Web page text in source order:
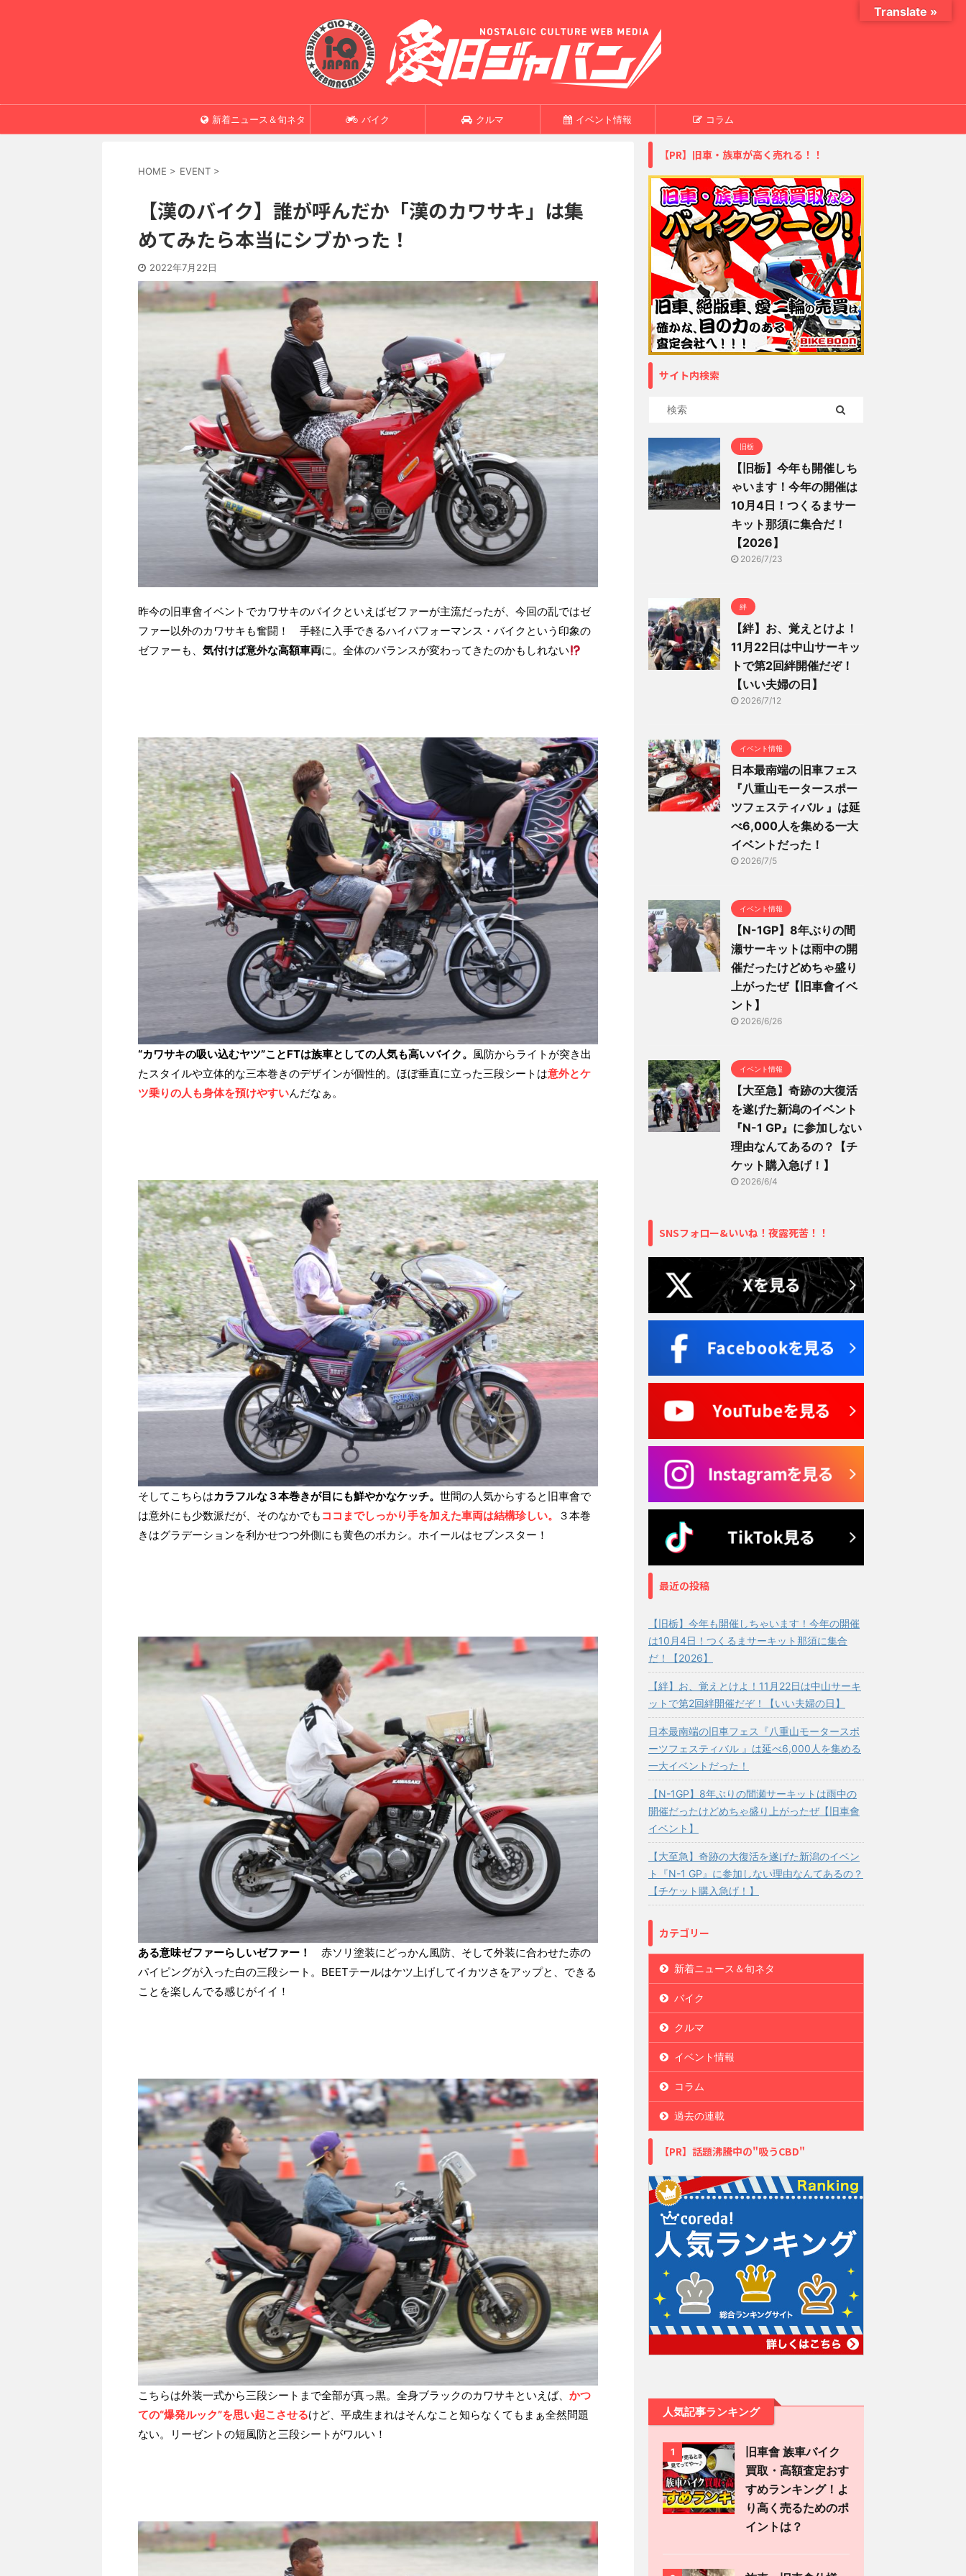
新着ニュース＆旬ネタ バイク クルマ イベント情報 コラム
HOME > EVENT >
【漢のバイク】誰が呼んだか「漢のカワサキ」は集
めてみたら本当にシブかった！
2022年7月22日
昨今の旧車會イベントでカワサキのバイクといえばゼファーが主流だったが、今回の乱ではゼ
ファー以外のカワサキも奮闘！ 手軽に入手できるハイパフォーマンス・バイクという印象の
ゼファーも、 気付けば意外な高額車両に。全体のバランスが変わってきたのかもしれない
“カワサキの吸い込むヤツ”ことFTは族車としての人気も高いバイク。
風防からライトが突き出
たスタイルや立体的な三本巻きのデザインが個性的。ほぼ垂直に立った三段シートは意外とケ
ツ乗りの人も身体を預けやすいんだなぁ。
そしてこちらはカラフルな３本巻きが目にも鮮やかなケッチ。 世間の人気からすると旧車會で
は意外にも少数派だが、そのなかでも ココまでしっかり手を加えた車両は結構珍しい。
３本巻
きはグラデーションを利かせつつ外側にも黄色のボカシ。ホイールはセブンスター！
ある意味ゼファーらしいゼファー！
赤ソリ塗装にどっかん風防、そして外装に合わせた赤の
パイピングが入った白の三段シート。BEETテールはケツ上げしてイカツさをアップと、できる
ことを楽しんでる感じがイイ！
こちらは外装一式から三段シートまで全部が真っ黒。全身ブラックのカワサキといえば、 かつ
ての“爆発ルック”を思い起こさせるけど、平成生まれはそんなこと知らなくてもまぁ全然問題
ない。リーゼントの短風防と三段シートがワルい！
【PR】旧車・族車が高く売れる！！
サイト内検索
旧栃
【旧栃】今年も開催しち
ゃいます！今年の開催は
10月4日！つくるまサー
キット那須に集合だ！
【2026】
2026/7/23
絆
【絆】お、覚えとけよ！
11月22日は中山サーキッ
トで第2回絆開催だぞ！
【いい夫婦の日】
2026/7/12
イベント情報
日本最南端の旧車フェス
『八重山モータースポー
ツフェスティバル 』は延
べ6,000人を集める一大
イベントだった！
2026/7/5
イベント情報
【N-1GP】8年ぶりの間
瀬サーキットは雨中の開
催だったけどめちゃ盛り
上がったぜ【旧車會イベ
ント】
2026/6/26
イベント情報
【大至急】奇跡の大復活
を遂げた新潟のイベント
『N-1 GP』に参加しない
理由なんてあるの？【チ
ケット購入急げ！】
2026/6/4
SNSフォロー&いいね！夜露死苦！！
最近の投稿
【旧栃】今年も開催しちゃいます！今年の開催
は10月4日！つくるまサーキット那須に集合
だ！【2026】
【絆】お、覚えとけよ！11月22日は中山サーキ
ットで第2回絆開催だぞ！【いい夫婦の日】
日本最南端の旧車フェス『八重山モータースポ
ーツフェスティバル 』は延べ6,000人を集める
一大イベントだった！
【N-1GP】8年ぶりの間瀬サーキットは雨中の
開催だったけどめちゃ盛り上がったぜ【旧車會
イベント】
【大至急】奇跡の大復活を遂げた新潟のイベン
ト『N-1 GP』に参加しない理由なんてあるの？
【チケット購入急げ！】
カテゴリー
新着ニュース＆旬ネタ
バイク
クルマ
イベント情報
コラム
過去の連載
【PR】話題沸騰中の"吸うCBD"
人気記事ランキング
1
旧車會 族車バイク
買取・高額査定おす
すめランキング！よ
り高く売るためのポ
イントは？
Translate »